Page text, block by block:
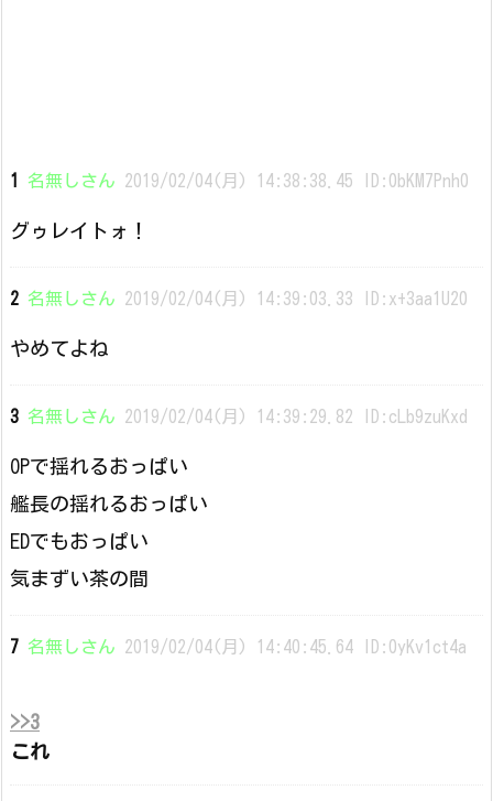
1 名無しさん 2019/02/04(月) 14:38:38.45 ID:0bKM7Pnh0
グゥレイトォ！
2 名無しさん 2019/02/04(月) 14:39:03.33 ID:x+3aa1U20
やめてよね
3 名無しさん 2019/02/04(月) 14:39:29.82 ID:cLb9zuKxd
OPで揺れるおっぱい
艦長の揺れるおっぱい
EDでもおっぱい
気まずい茶の間
7 名無しさん 2019/02/04(月) 14:40:45.64 ID:0yKv1ct4a
>>3
これ